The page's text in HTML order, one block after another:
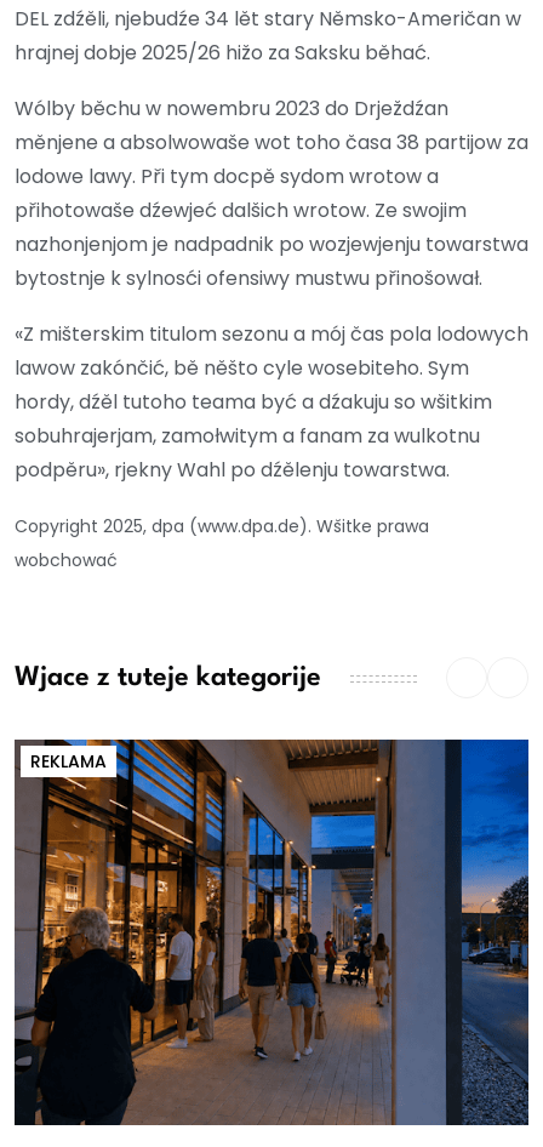
DEL zdźěli, njebudźe 34 lět stary Němsko-Američan w
hrajnej dobje 2025/26 hižo za Saksku běhać.
Wólby běchu w nowembru 2023 do Drježdźan
měnjene a absolwowaše wot toho časa 38 partijow za
lodowe lawy. Při tym docpě sydom wrotow a
přihotowaše dźewjeć dalšich wrotow. Ze swojim
nazhonjenjom je nadpadnik po wozjewjenju towarstwa
bytostnje k sylnosći ofensiwy mustwu přinošował.
«Z mišterskim titulom sezonu a mój čas pola lodowych
lawow zakónčić, bě něšto cyle wosebiteho. Sym
hordy, dźěl tutoho teama być a dźakuju so wšitkim
sobuhrajerjam, zamołwitym a fanam za wulkotnu
podpěru», rjekny Wahl po dźělenju towarstwa.
Copyright 2025, dpa (www.dpa.de). Wšitke prawa
wobchować
Wjace z tuteje kategorije
REKLAMA